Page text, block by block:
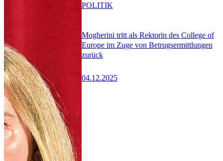
Mogherini tritt als Rektorin des College of
Europe im Zuge von Betrugsermittlungen
zurück
04.12.2025
POLITIK